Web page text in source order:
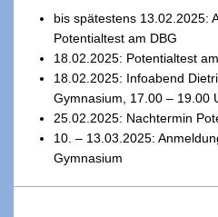
bis spätestens 13.02.2025:
Potentialtest am DBG
18.02.2025: Potentialtest
18.02.2025: Infoabend
Gymnasium, 17.00 – 19.00
25.02.2025: Nachtermin
10. – 13.03.2025:
Gymnasium